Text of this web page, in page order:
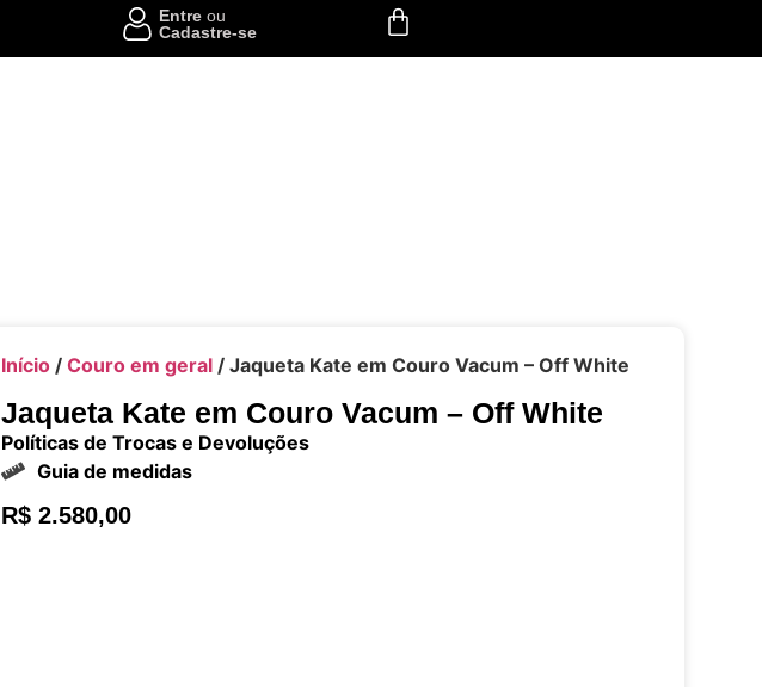
Entreou
Cadastre-se
Início/ Couro em geral/ Jaqueta Kate em Couro Vacum – Off White
Jaqueta Kate em Couro Vacum – Off White
Políticas de Trocas e Devoluções
Guia de medidas
R$2.580,00